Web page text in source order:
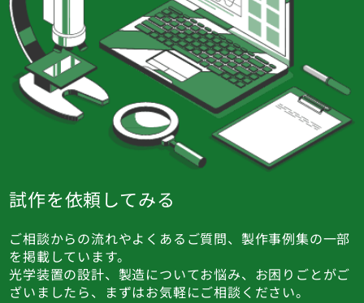
試作を依頼してみる
ご相談からの流れやよくあるご質問、製作事例集の一部
を掲載しています。
光学装置の設計、製造についてお悩み、お困りごとがご
ざいましたら、まずはお気軽にご相談ください。